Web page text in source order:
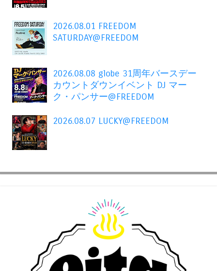
2026.08.01 FREEDOM
SATURDAY@FREEDOM
2026.08.08 globe 31周年バースデー
カウントダウンイベント DJ マー
ク・パンサー@FREEDOM
2026.08.07 LUCKY@FREEDOM